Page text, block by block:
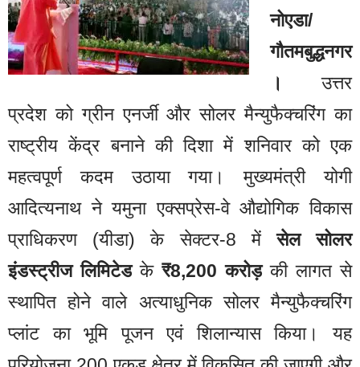
नोएडा/
गौतमबुद्धनगर
।
उत्तर
प्रदेश को ग्रीन एनर्जी और सोलर मैन्युफैक्चरिंग का
राष्ट्रीय केंद्र बनाने की दिशा में शनिवार को एक
महत्वपूर्ण कदम उठाया गया। मुख्यमंत्री योगी
आदित्यनाथ ने यमुना एक्सप्रेस-वे औद्योगिक विकास
प्राधिकरण (यीडा) के सेक्टर-8 मेंसेल सोलर
इंडस्ट्रीज लिमिटेडके ₹8,200 करोड़की लागत से
स्थापित होने वाले अत्याधुनिक सोलर मैन्युफैक्चरिंग
प्लांट का भूमि पूजन एवं शिलान्यास किया। यह